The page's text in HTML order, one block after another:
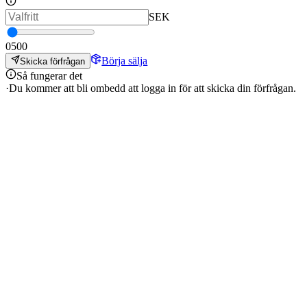
SEK
0500
Skicka förfrågan
Börja sälja
Så fungerar det
·Du kommer att bli ombedd att logga in för att skicka din förfrågan.